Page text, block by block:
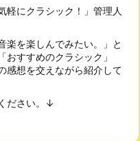
軽にクラシック！」管理人
楽を楽しんでみたい。」と
すすめのクラシック」
感想を交えながら紹介して
ださい。↓